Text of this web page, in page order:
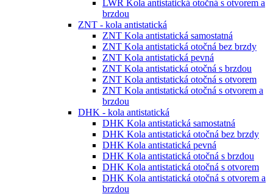
LWR Kola antistatická otočná s otvorem a
brzdou
ZNT - kola antistatická
ZNT Kola antistatická samostatná
ZNT Kola antistatická otočná bez brzdy
ZNT Kola antistatická pevná
ZNT Kola antistatická otočná s brzdou
ZNT Kola antistatická otočná s otvorem
ZNT Kola antistatická otočná s otvorem a
brzdou
DHK - kola antistatická
DHK Kola antistatická samostatná
DHK Kola antistatická otočná bez brzdy
DHK Kola antistatická pevná
DHK Kola antistatická otočná s brzdou
DHK Kola antistatická otočná s otvorem
DHK Kola antistatická otočná s otvorem a
brzdou